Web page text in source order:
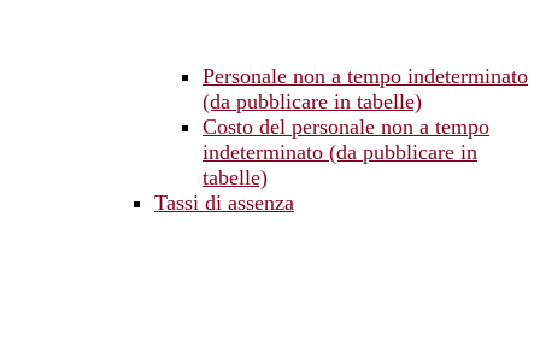
Personale non a tempo indeterminato
(da pubblicare in tabelle)
Costo del personale non a tempo
indeterminato (da pubblicare in
tabelle)
Tassi di assenza